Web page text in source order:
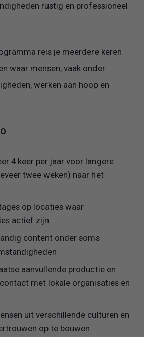
rustig en professioneel
reis je meerdere keren
waar mensen, vaak onder
werken aan hoop en
4 keer per jaar voor langere
twee weken) naar het
op locaties waar
actief zijn
content onder soms
aanvullende productie en
met lokale organisaties en
uit verschillende culturen en
op te bouwen